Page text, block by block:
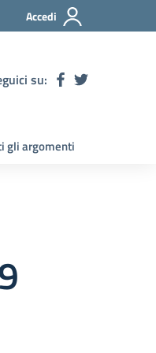
Accedi
su:
gli argomenti